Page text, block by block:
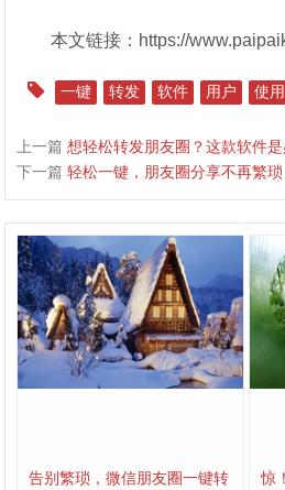
本文链接：https://
一键 转发 软件 用户 使用
上一篇想轻松转发朋友圈？这款软件
下一篇轻松一键，朋友圈分享不再繁琐
告别繁琐，微信朋友圈一键转
惊